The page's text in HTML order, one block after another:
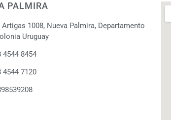
PALMIRA
Artigas 1008, Nueva Palmira, Departamento
Uruguay
4544 8454
4544 7120